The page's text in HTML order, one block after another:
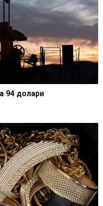
94 долари